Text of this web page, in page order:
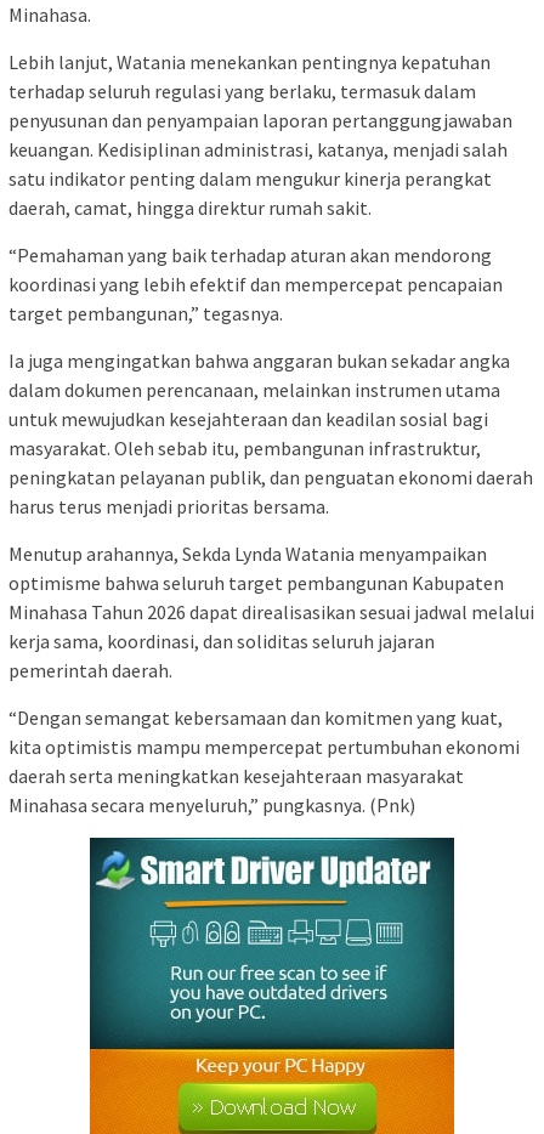
Minahasa.
Lebih lanjut, Watania menekankan pentingnya kepatuhan
terhadap seluruh regulasi yang berlaku, termasuk dalam
penyusunan dan penyampaian laporan pertanggungjawaban
keuangan. Kedisiplinan administrasi, katanya, menjadi salah
satu indikator penting dalam mengukur kinerja perangkat
daerah, camat, hingga direktur rumah sakit.
“Pemahaman yang baik terhadap aturan akan mendorong
koordinasi yang lebih efektif dan mempercepat pencapaian
target pembangunan,” tegasnya.
Ia juga mengingatkan bahwa anggaran bukan sekadar angka
dalam dokumen perencanaan, melainkan instrumen utama
untuk mewujudkan kesejahteraan dan keadilan sosial bagi
masyarakat. Oleh sebab itu, pembangunan infrastruktur,
peningkatan pelayanan publik, dan penguatan ekonomi daerah
harus terus menjadi prioritas bersama.
Menutup arahannya, Sekda Lynda Watania menyampaikan
optimisme bahwa seluruh target pembangunan Kabupaten
Minahasa Tahun 2026 dapat direalisasikan sesuai jadwal melalui
kerja sama, koordinasi, dan soliditas seluruh jajaran
pemerintah daerah.
“Dengan semangat kebersamaan dan komitmen yang kuat,
kita optimistis mampu mempercepat pertumbuhan ekonomi
daerah serta meningkatkan kesejahteraan masyarakat
Minahasa secara menyeluruh,” pungkasnya. (Pnk)